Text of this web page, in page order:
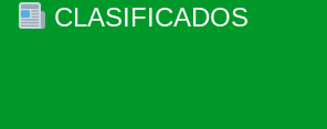
CLASIFICADOS